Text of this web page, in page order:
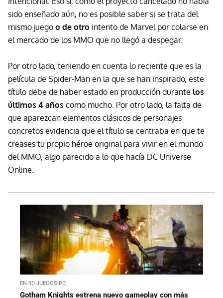
sido enseñado aún, no es posible saber si se trata del
mismo juego o de otro intento de Marvel por colarse en
el mercado de los MMO que no llegó a despegar.
Por otro lado, teniendo en cuenta lo reciente que es la
película de Spider-Man en la que se han inspirado, este
título debe de haber estado en producción durante los
últimos 4 años como mucho. Por otro lado, la falta de
que aparezcan elementos clásicos de personajes
concretos evidencia que el título se centraba en que te
creases tu propio héroe original para vivir en el mundo
del MMO, algo parecido a lo que hacía DC Universe
Online.
EN 3D JUEGOS PC
Gotham Knights estrena nuevo gameplay con más